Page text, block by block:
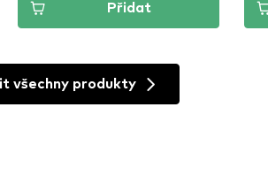
Přidat
všechny produkty